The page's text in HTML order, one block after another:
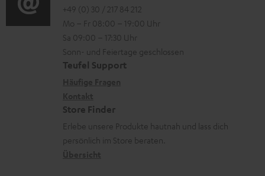
l
a
d
e
n
z
u
r
a
r
a
e
r
ä
t
ü
c
o
-
L
e
k
o
o
n
t
a
d
a
+49 (0) 30 / 217 84 212
Mo – Fr 08:00 – 19:00 Uhr
Sa 09:00 – 17:30 Uhr
Sonn- und Feiertage geschlossen
Teufel Support
Store Finder
Erlebe unsere Produkte hautnah und lass dich
persönlich im Store beraten.